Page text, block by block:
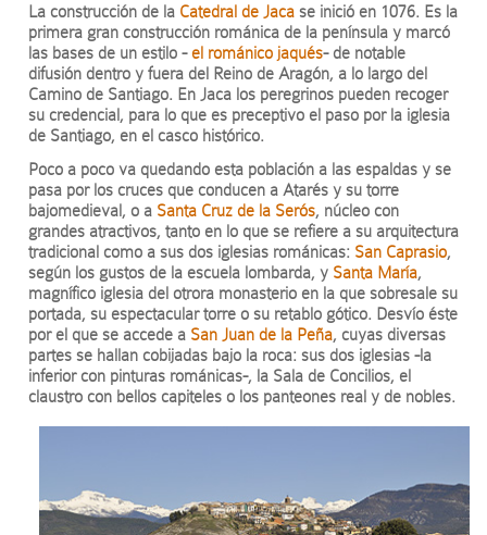
La construcción de la Catedral de Jaca se inició en 1076. Es la
primera gran construcción románica de la península y marcó
las bases de un estilo -el románico jaqués- de notable
difusión dentro y fuera del Reino de Aragón, a lo largo del
Camino de Santiago. En Jaca los peregrinos pueden recoger
su credencial, para lo que es preceptivo el paso por la iglesia
de Santiago, en el casco histórico.
Poco a poco va quedando esta población a las espaldas y se
pasa por los cruces que conducen a Atarés y su torre
bajomedieval, o a Santa Cruz de la Serós, núcleo con
grandes atractivos, tanto en lo que se refiere a su arquitectura
tradicional como a sus dos iglesias románicas: San Caprasio,
según los gustos de la escuela lombarda, y Santa María,
magnífico iglesia del otrora monasterio en la que sobresale su
portada, su espectacular torre o su retablo gótico. Desvío éste
por el que se accede a San Juan de la Peña, cuyas diversas
partes se hallan cobijadas bajo la roca: sus dos iglesias -la
inferior con pinturas románicas-, la Sala de Concilios, el
claustro con bellos capiteles o los panteones real y de nobles.